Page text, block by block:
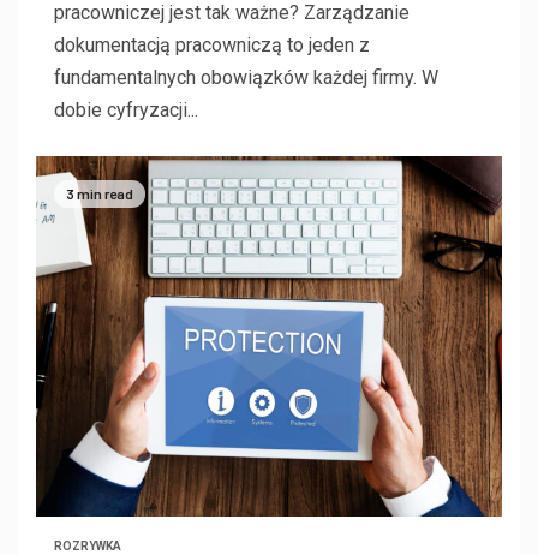
pracowniczej jest tak ważne? Zarządzanie
dokumentacją pracowniczą to jeden z
fundamentalnych obowiązków każdej firmy. W
dobie cyfryzacji...
3 min read
ROZRYWKA